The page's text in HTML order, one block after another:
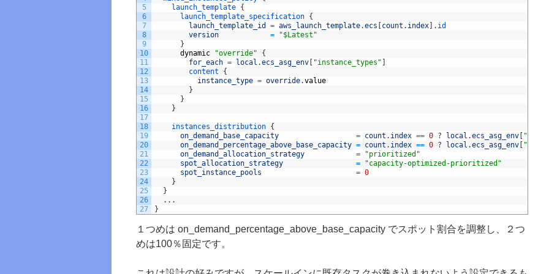
5
6
7
8
9
10
11
12
13
14
15
16
17
18
19
20
21
22
23
24
25
26
27
launch_template {
launch_template_specification {
launch_template_id
= aws_launch_template.ecs count . index . id
version
=
"$Latest"
}
dynamic
"override"
{
for_each = local .ecs_asg_env "instance_types"
content
{
instance_type = override.value
}
}
}
instances_distribution {
on_demand_base_capacity
= count . index == 0 ? local .ecs_asg_env
on_demand_percentage_above_base_capacity = count . index == 0 ? local .ecs_asg_env
on_demand_allocation_strategy
=
"prioritized"
spot_allocation_strategy
=
"capacity-optimized-prioritized"
spot_instance_pools
= 0
}
}
. . .
}
１つめは on_demand_percentage_above_base_capacity でスポット割合を調整し、２つ
めは100％固定です。